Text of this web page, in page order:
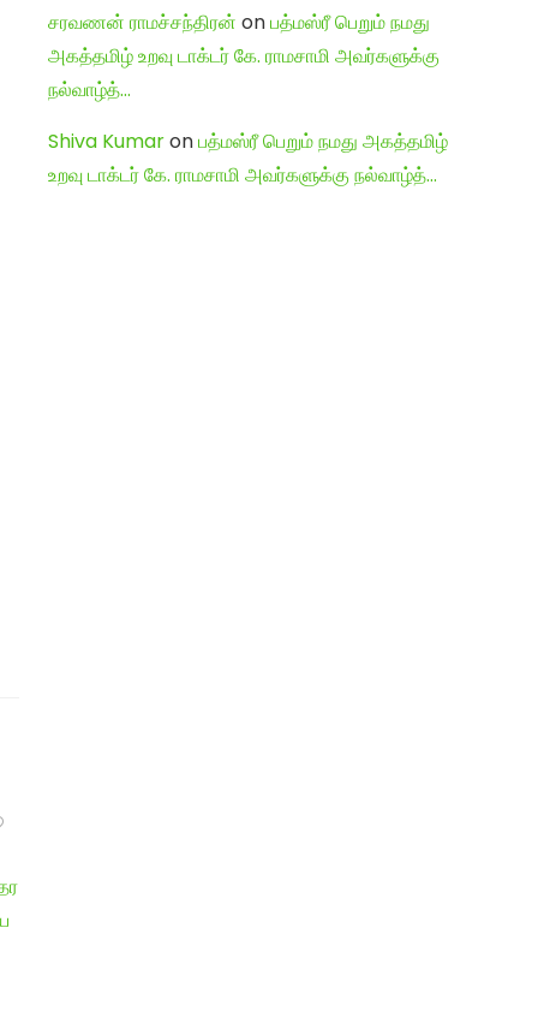
சரவணன் ராமச்சந்திரன் onபத்மஸ்ரீ பெறும் நமது
அகத்தமிழ் உறவு டாக்டர் கே. ராமசாமி அவர்களுக்கு
நல்வாழ்த்…
Shiva Kumaronபத்மஸ்ரீ பெறும் நமது அகத்தமிழ்
உறவு டாக்டர் கே. ராமசாமி அவர்களுக்கு நல்வாழ்த்…